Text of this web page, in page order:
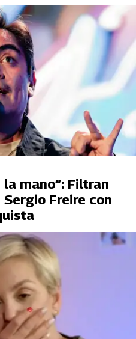
la mano”: Filtran
Freire con